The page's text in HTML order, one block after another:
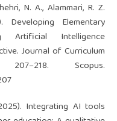
N. A., Alammari, R. Z.
Elementary
Artificial Intelligence
Journal of Curriculum
Scopus.
Integrating AI tools